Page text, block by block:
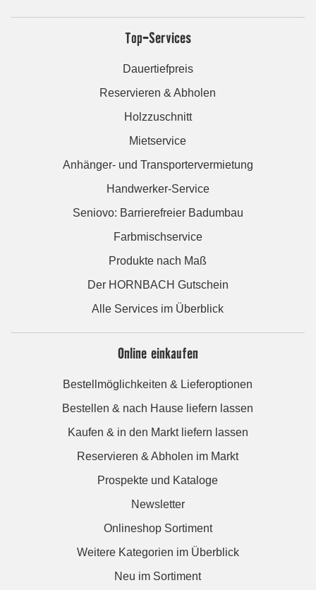
Top-Services
Dauertiefpreis
Reservieren & Abholen
Holzzuschnitt
Mietservice
Anhänger- und Transportervermietung
Handwerker-Service
Seniovo: Barrierefreier Badumbau
Farbmischservice
Produkte nach Maß
Der HORNBACH Gutschein
Alle Services im Überblick
Online einkaufen
Bestellmöglichkeiten & Lieferoptionen
Bestellen & nach Hause liefern lassen
Kaufen & in den Markt liefern lassen
Reservieren & Abholen im Markt
Prospekte und Kataloge
Newsletter
Onlineshop Sortiment
Weitere Kategorien im Überblick
Neu im Sortiment